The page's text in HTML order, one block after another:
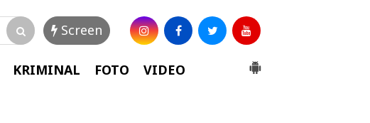
Screen
KRIMINAL FOTO VIDEO